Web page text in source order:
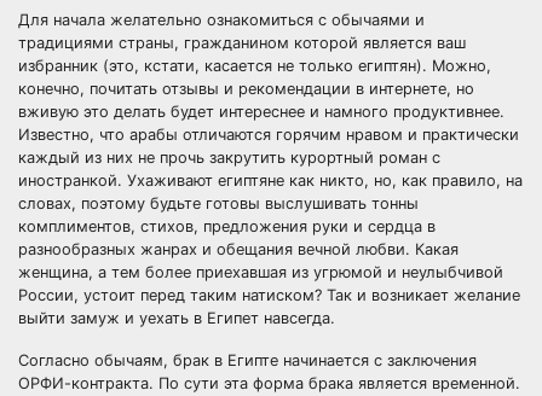
Для начала желательно ознакомиться с обычаями и
традициями страны, гражданином которой является ваш
избранник (это, кстати, касается не только египтян). Можно,
конечно, почитать отзывы и рекомендации в интернете, но
вживую это делать будет интереснее и намного продуктивнее.
Известно, что арабы отличаются горячим нравом и практически
каждый из них не прочь закрутить курортный роман с
иностранкой. Ухаживают египтяне как никто, но, как правило, на
словах, поэтому будьте готовы выслушивать тонны
комплиментов, стихов, предложения руки и сердца в
разнообразных жанрах и обещания вечной любви. Какая
женщина, а тем более приехавшая из угрюмой и неулыбчивой
России, устоит перед таким натиском? Так и возникает желание
выйти замуж и уехать в Египет навсегда.
Согласно обычаям, брак в Египте начинается с заключения
ОРФИ-контракта. По сути эта форма брака является временной.